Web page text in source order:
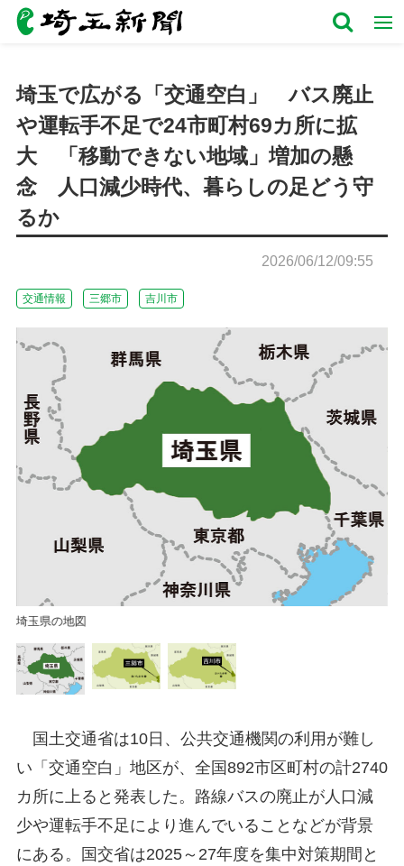
埼玉で広がる「交通空白」 バス廃止
や運転手不足で24市町村69カ所に拡
大 「移動できない地域」増加の懸
念 人口減少時代、暮らしの足どう守
るか
2026/06/12/09:55
交通情報 三郷市 吉川市
埼玉県の地図
国土交通省は10日、公共交通機関の利用が難し
い「交通空白」地区が、全国892市区町村の計2740
カ所に上ると発表した。路線バスの廃止が人口減
少や運転手不足により進んでいることなどが背景
にある。国交省は2025～27年度を集中対策期間と